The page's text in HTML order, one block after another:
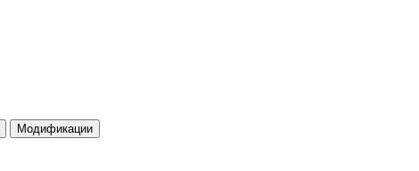
Модификации